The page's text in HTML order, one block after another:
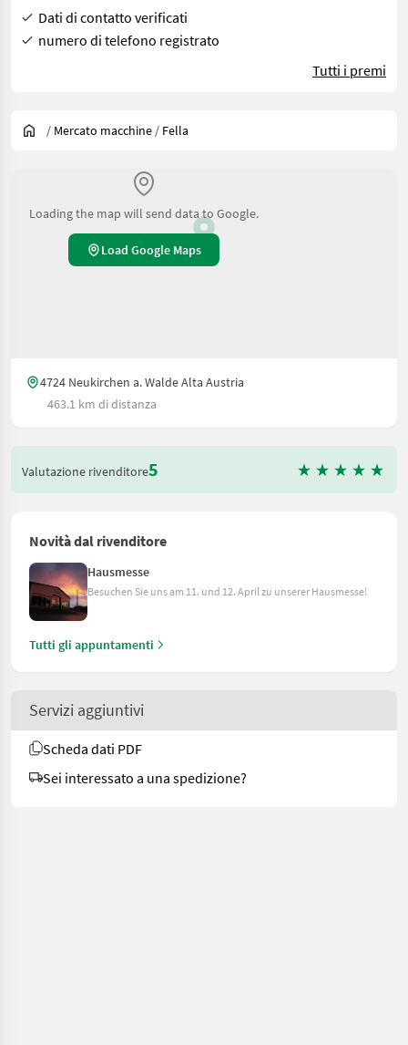
Dati di contatto verificati
numero di telefono registrato
Tutti i premi
/ Mercato macchine / Fella
Loading the map will send data to Google.
Load Google Maps
4724 Neukirchen a. Walde Alta Austria
463.1 km di distanza
Valutazione rivenditore5
Novità dal rivenditore
Hausmesse
Besuchen Sie uns am 11. und 12. April zu unserer Hausmesse!
Tutti gli appuntamenti
Servizi aggiuntivi
Scheda dati PDF
Sei interessato a una spedizione?